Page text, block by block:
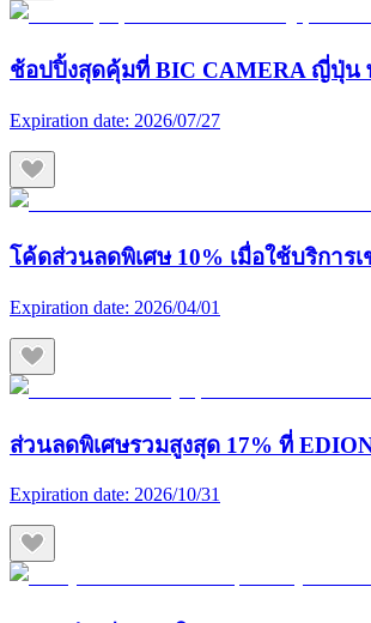
ช้อปปิ้งสุดคุ้มที่ BIC CAMERA ญี่ปุ่น
Expiration date: 2026/07/27
โค้ดส่วนลดพิเศษ 10% เมื่อใช้บริการ
Expiration date: 2026/04/01
ส่วนลดพิเศษรวมสูงสุด 17% ที่
Expiration date: 2026/10/31